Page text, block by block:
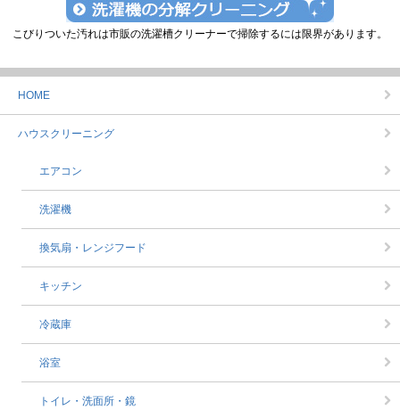
こびりついた汚れは市販の洗濯槽クリーナーで掃除するには限界があります。
HOME
ハウスクリーニング
エアコン
洗濯機
換気扇・レンジフード
キッチン
冷蔵庫
浴室
トイレ・洗面所・鏡